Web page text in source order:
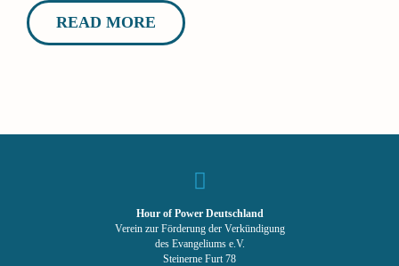
READ MORE
Hour of Power Deutschland
Verein zur Förderung der Verkündigung
des Evangeliums e.V.
Steinerne Furt 78